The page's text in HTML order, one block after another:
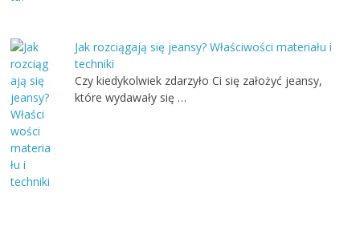
Jak rozciągają się jeansy? Właściwości materiału i
techniki
Czy kiedykolwiek zdarzyło Ci się założyć jeansy,
które wydawały się …